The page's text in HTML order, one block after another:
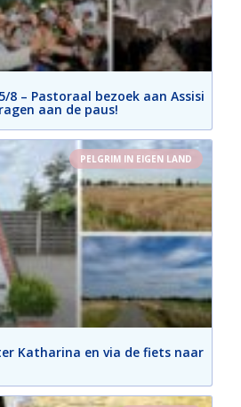
8 – Pastoraal bezoek aan Assisi
aan de paus!
PELGRIM IN EIGEN LAND
Katharina en via de fiets naar